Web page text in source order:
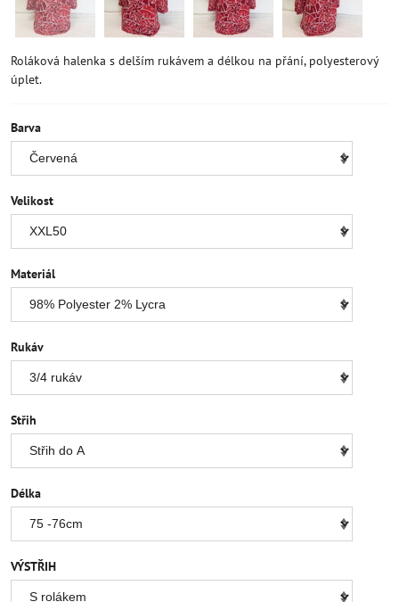
Roláková halenka s delším rukávem a délkou na přání, polyesterový
úplet.
Barva
Velikost
Materiál
Rukáv
Střih
Délka
VÝSTŘIH